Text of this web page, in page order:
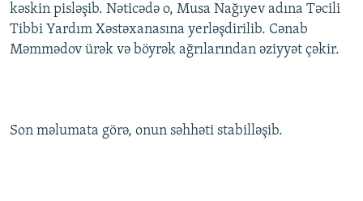
VIDEO
FOTOQALEREYA
RADIO ARXIV
OXU ZALI
İZ - MƏDƏNIYYƏT PROQRAMI
HAQQIMIZDA
MATERIALLARIMIZDAN ISTIFADƏ
kəskin pisləşib. Nəticədə o, Musa Nağıyev adına Təcili
Tibbi Yardım Xəstəxanasına yerləşdirilib. Cənab
Məmmədov ürək və böyrək ağrılarından əziyyət çəkir.
Son məlumata görə, onun səhhəti stabilləşib.